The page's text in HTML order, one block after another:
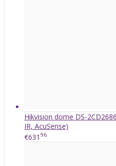
Hikvision dome DS-
IR, AcuSense)
€631 96